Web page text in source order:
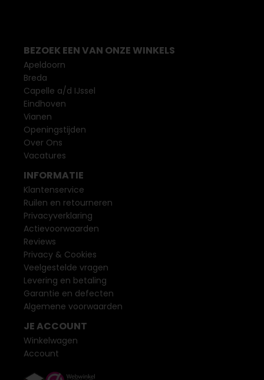
BEZOEK EEN VAN ONZE WINKELS
Apeldoorn
Breda
Capelle a/d IJssel
Eindhoven
Vianen
Openingstijden
Over Ons
Vacatures
INFORMATIE
Klantenservice
Ruilen en retourneren
Privacyverklaring
Actievoorwaarden
Reviews
Privacy & Cookies
Veelgestelde vragen
Levering en betaling
Garantie en defecten
Algemene voorwaarden
JE ACCOUNT
Winkelwagen
Account